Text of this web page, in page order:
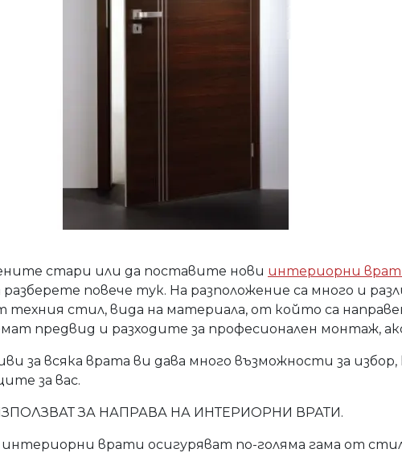
стари или да поставите нови интериорни
повече тук. На разположение са много и
стил, вида на материала, от който са
предвид и разходите за професионален монтаж,
за всяка врата ви дава много възможности за
за вас.
ЗА НАПРАВА НА ИНТЕРИОРНИ ВРАТИ.
интериорни врати осигуряват по-голяма гама от